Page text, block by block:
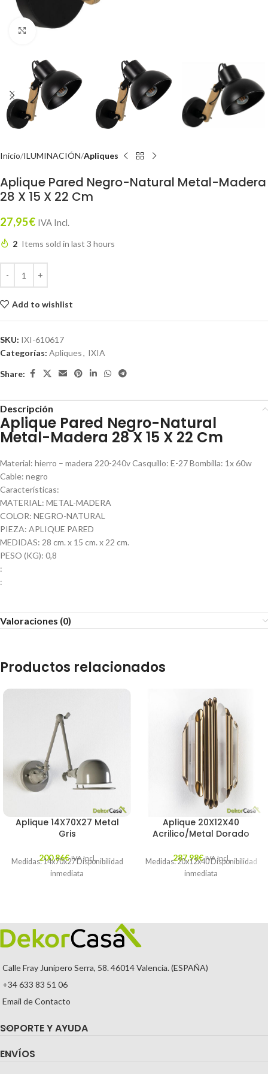
Click to enlarge
Inicio ILUMINACIÓN Apliques
Aplique Pared Negro-Natural Metal-Madera
28 X 15 X 22 Cm
27,95€ IVA Incl.
2 Items sold in last 3 hours
Add to wishlist
SKU: IXI-610617
Categorías: Apliques, IXIA
Share:
Descripción
Aplique Pared Negro-Natural
Metal-Madera 28 X 15 X 22 Cm
Material: hierro – madera 220-240v Casquillo: E-27 Bombilla: 1x 60w
Cable: negro
Características:
MATERIAL: METAL-MADERA
COLOR: NEGRO-NATURAL
PIEZA: APLIQUE PARED
MEDIDAS: 28 cm. x 15 cm. x 22 cm.
PESO (KG): 0,8
:
:
Valoraciones (0)
Productos relacionados
Aplique 14X70X27 Metal
Gris
200,86€ IVA Incl.
Medidas: 14x70x27 Disponibilidad
inmediata
Aplique 20X12X40
Acrilico/Metal Dorado
287,98€ IVA Incl.
Medidas: 20x12x40 Disponibilidad
inmediata
Calle Fray Junípero Serra, 58. 46014 Valencia. (ESPAÑA)
+34 633 83 51 06
Email de Contacto
SOPORTE Y AYUDA
ENVÍOS